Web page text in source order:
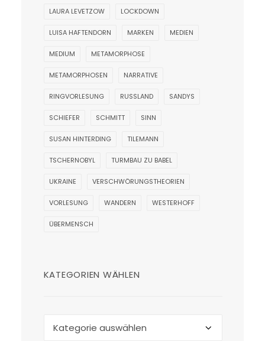
LAURA LEVETZOW LOCKDOWN
LUISA HAFTENDORN MARKEN MEDIEN
MEDIUM METAMORPHOSE
METAMORPHOSEN NARRATIVE
RINGVORLESUNG RUSSLAND SANDYS
SCHIEFER SCHMITT SINN
SUSAN HINTERDING TILEMANN
TSCHERNOBYL TURMBAU ZU BABEL
UKRAINE VERSCHWÖRUNGSTHEORIEN
VORLESUNG WANDERN WESTERHOFF
ÜBERMENSCH
KATEGORIEN WÄHLEN